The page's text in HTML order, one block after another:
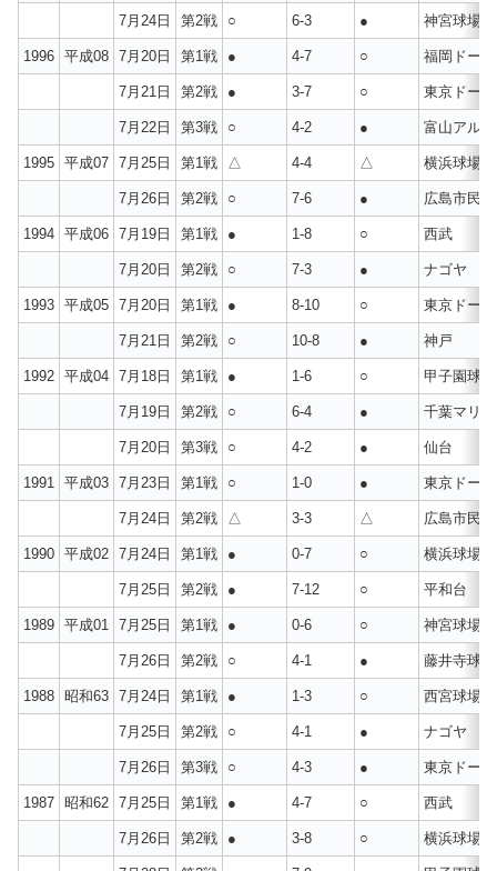
7月24日 第2戦 ○ 6-3 ● 神宮球場
1996 平成08 7月20日 第1戦 ● 4-7 ○ 福岡ドーム
7月21日 第2戦 ● 3-7 ○ 東京ドーム
7月22日 第3戦 ○ 4-2 ● 富山アル
1995 平成07 7月25日 第1戦 △ 4-4 △ 横浜球場
7月26日 第2戦 ○ 7-6 ● 広島市民
1994 平成06 7月19日 第1戦 ● 1-8 ○ 西武
7月20日 第2戦 ○ 7-3 ● ナゴヤ
1993 平成05 7月20日 第1戦 ● 8-10 ○ 東京ドーム
7月21日 第2戦 ○ 10-8 ● 神戸
1992 平成04 7月18日 第1戦 ● 1-6 ○ 甲子園球場
7月19日 第2戦 ○ 6-4 ● 千葉マリン
7月20日 第3戦 ○ 4-2 ● 仙台
1991 平成03 7月23日 第1戦 ○ 1-0 ● 東京ドーム
7月24日 第2戦 △ 3-3 △ 広島市民
1990 平成02 7月24日 第1戦 ● 0-7 ○ 横浜球場
7月25日 第2戦 ● 7-12 ○ 平和台
1989 平成01 7月25日 第1戦 ● 0-6 ○ 神宮球場
7月26日 第2戦 ○ 4-1 ● 藤井寺球場
1988 昭和63 7月24日 第1戦 ● 1-3 ○ 西宮球場
7月25日 第2戦 ○ 4-1 ● ナゴヤ
7月26日 第3戦 ○ 4-3 ● 東京ドーム
1987 昭和62 7月25日 第1戦 ● 4-7 ○ 西武
7月26日 第2戦 ● 3-8 ○ 横浜球場